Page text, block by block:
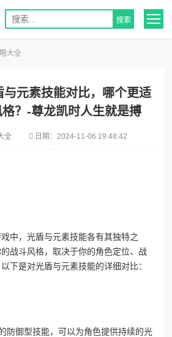
大全
与元素技能对比，哪个更适
？-尊龙凯时人生就是搏
全 日期： 2024-11-06 19:48:42
中，光盾与元素技能各有其独特之
战斗风格，取决于你的角色定位、战
下是对光盾与元素技能的详细对比：
防御型技能，可以为角色提供持续的光